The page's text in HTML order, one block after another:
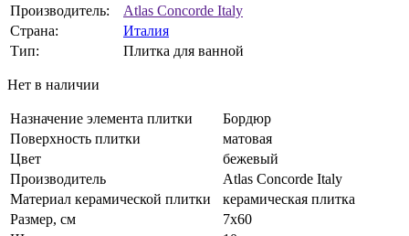
Производитель:
Atlas Concorde Italy
Страна:
Италия
Тип:
Плитка для ванной
Нет в наличии
Назначение элемента плитки
Бордюр
Поверхность плитки
матовая
Цвет
бежевый
Производитель
Atlas Concorde Italy
Материал керамической плитки
керамическая плитка
Размер, см
7x60